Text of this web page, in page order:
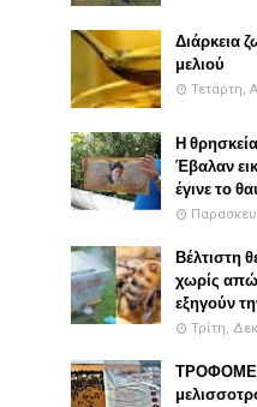
Διάρκεια
μελιού
Τετάρτη,
Η
Έβαλαν
έγινε το
Βέλτιστη
χωρίς
εξηγούν
Τρίτη,